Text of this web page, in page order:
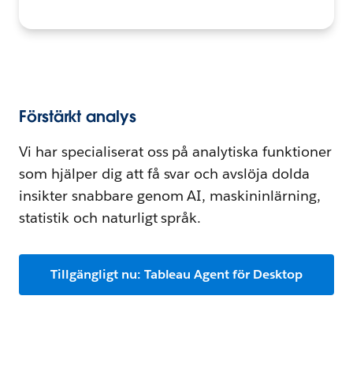
Förstärkt analys
Vi har specialiserat oss på analytiska funktioner
som hjälper dig att få svar och avslöja dolda
insikter snabbare genom AI, maskininlärning,
statistik och naturligt språk.
Tillgängligt nu: Tableau Agent för Desktop